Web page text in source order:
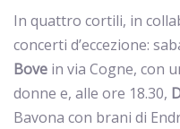
In quattro cortili, in
concerti d’eccezione:
Bove in via Cogne, con
donne e, alle ore 18.30,
Bavona con brani di